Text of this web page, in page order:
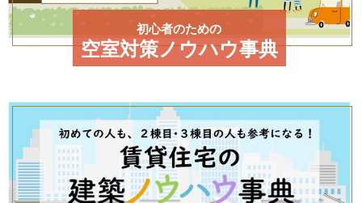
初心者のための
空室対策ノウハウ事典